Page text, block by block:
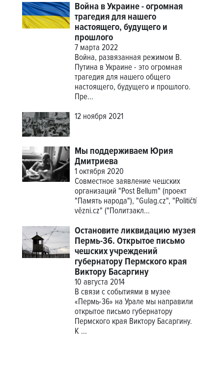
Война в Украине - огромная
трагедия для нашего
настоящего, будущего и
прошлого
7 марта 2022
Война, развязанная режимом В.
Путина в Украине - это огромная
трагедия для нашего общего
настоящего, будущего и прошлого.
Пре...
12 ноября 2021
Мы поддерживаем Юрия
Дмитриева
1 октября 2020
Совместное заявление чешских
организаций "Post Bellum" (проект
"Память народа"), "Gulag.cz", "Političtí
vězni.cz" ("Политзакл...
Остановите ликвидацию музея
Пермь-36. Открытое письмо
чешских учреждений
губернатору Пермского края
Виктору Басаргину
10 августа 2014
В связи с событиями в музее
«Пермь-36» на Урале мы направили
открытое письмо губернатору
Пермского края Виктору Басаргину.
К ...